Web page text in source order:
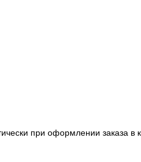
при оформлении заказа в